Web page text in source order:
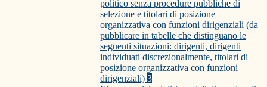
politico senza procedure pubbliche di
selezione e titolari di posizione
organizzativa con funzioni dirigenziali (da
pubblicare in tabelle che distinguano le
seguenti situazioni: dirigenti, dirigenti
individuati discrezionalmente, titolari di
posizione organizzativa con funzioni
dirigenziali) 3